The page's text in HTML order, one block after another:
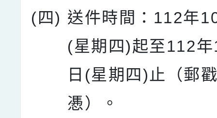
(四) 送件時間：112年
(星期四)起至112
日(星期四)止（郵
慿）。